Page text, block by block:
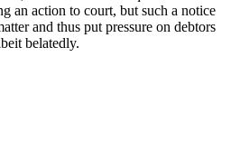
an action to court, but such a notice
and thus put pressure on debtors
belatedly.